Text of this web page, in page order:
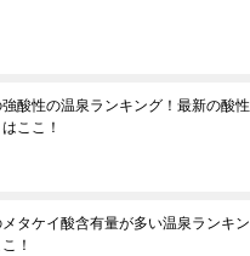
強酸性の温泉ランキング！最新の酸
ここ！
メタケイ酸含有量が多い温泉ランキ
！